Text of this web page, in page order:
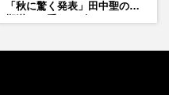
「秋に驚く発表」田中聖の刑